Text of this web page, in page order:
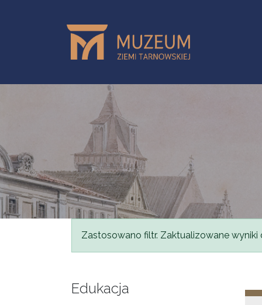
Komunikat
Zastosowano filtr. Zaktualizowane wyniki
Edukacja